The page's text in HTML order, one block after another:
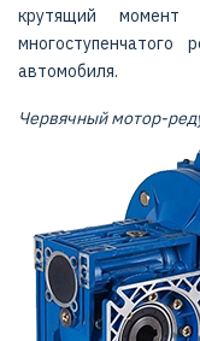
крутящий момент
многоступенчатого
автомобиля.
Червячный мотор-